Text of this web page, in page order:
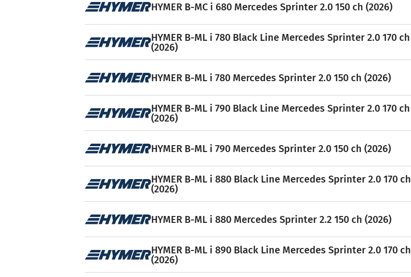
HYMER B-MC i 680 Mercedes Sprinter 2.0 150 ch (2026)
HYMER B-ML i 780 Black Line Mercedes Sprinter 2.0 170 ch
(2026)
HYMER B-ML i 780 Mercedes Sprinter 2.0 150 ch (2026)
HYMER B-ML i 790 Black Line Mercedes Sprinter 2.0 170 ch
(2026)
HYMER B-ML i 790 Mercedes Sprinter 2.0 150 ch (2026)
HYMER B-ML i 880 Black Line Mercedes Sprinter 2.0 170 ch
(2026)
HYMER B-ML i 880 Mercedes Sprinter 2.2 150 ch (2026)
HYMER B-ML i 890 Black Line Mercedes Sprinter 2.0 170 ch
(2026)